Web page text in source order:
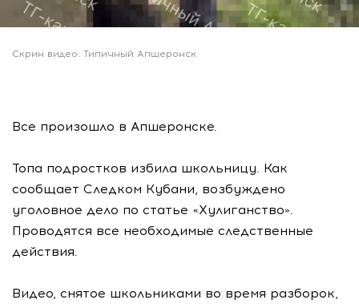
Скрин видео: Типичный Апшеронск
Все произошло в Апшеронске.
Топа подростков избила школьницу. Как
сообщает Следком Кубани, возбуждено
уголовное дело по статье «Хулиганство».
Проводятся все необходимые следственные
действия.
Видео, снятое школьниками во время разборок,